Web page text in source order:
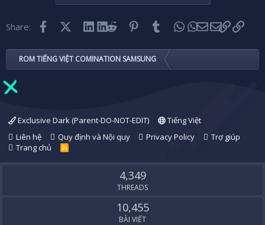
Share: FacebookX (Twitter)LinkedIn
Reddit PinterestTumblr WhatsApp
EmailLink
ROM TIẾNG VIỆT COMINATION SAMSUNG
Exclusive Dark (Parent-DO-NOT-EDIT)
Tiếng Việt
Liên hệ
Quy định và Nội quy Privacy Policy
Trợ giúp
Trang chủ
R
S
4,349
THREADS
10,455
BÀI VIẾT